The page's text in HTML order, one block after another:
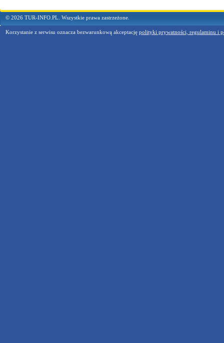
© 2026 TUR-INFO.PL. Wszystkie prawa zastrzeżone.
Korzystanie z serwisu oznacza bezwarunkową akceptację polityki prywatności, regulaminu i